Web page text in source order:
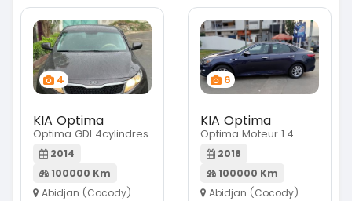
4
KIA Optima
Optima GDI 4cylindres
2014
100000 Km
Abidjan (Cocody)
6
KIA Optima
Optima Moteur 1.4
2018
100000 Km
Abidjan (Cocody)